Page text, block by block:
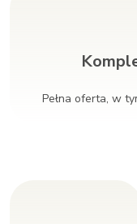
Pełna oferta, w